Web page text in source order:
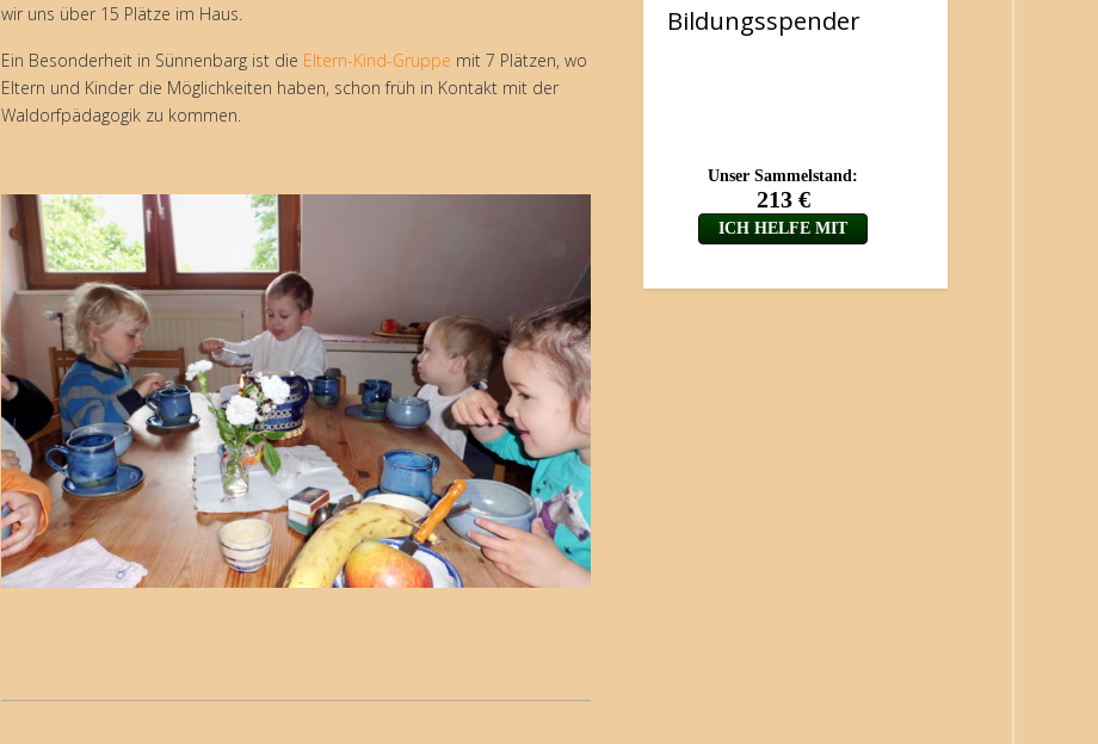
wir uns über 15 Plätze im Haus.
Ein Besonderheit in Sünnenbarg ist die Eltern-Kind-Gruppe mit 7 Plätzen, wo
Eltern und Kinder die Möglichkeiten haben, schon früh in Kontakt mit der
Waldorfpädagogik zu kommen.
Bildungsspender